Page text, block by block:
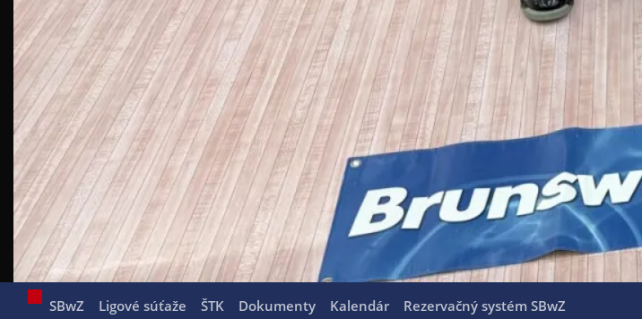
SBwZ Ligové súťaže ŠTK Dokumenty Kalendár Rezervačný systém SBwZ